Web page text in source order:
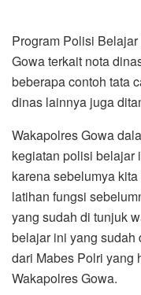
Program Polisi
Gowa terkait nota
beberapa contoh tata
dinas lainnya juga
Wakapolres Gowa
kegiatan polisi belajar
karena sebelumya
latihan fungsi
yang sudah di tunjuk
belajar ini yang sudah
dari Mabes Polri yang
Wakapolres Gowa.